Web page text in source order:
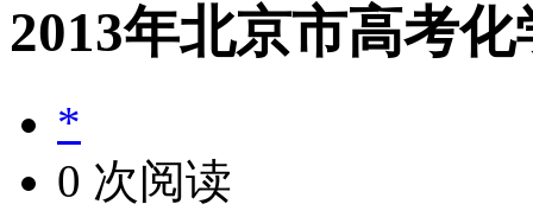
2013年北京市高考
*
0 次阅读